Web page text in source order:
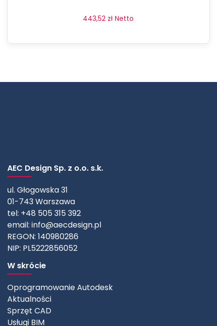
443,52 zł Netto
AEC Design Sp. z o.o. s.k.
ul. Głogowska 31
01-743 Warszawa
tel: +48 505 315 392
email: info@aecdesign.pl
REGON: 140980286
NIP: PL5222856052
W skrócie
Oprogramowanie Autodesk
Aktualności
Sprzęt CAD
Usługi BIM